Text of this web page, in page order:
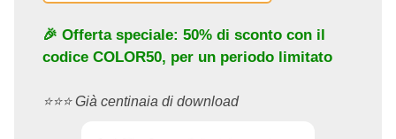
🎉 Offerta speciale: 50% di sconto con il
codice COLOR50, per un periodo limitato
⭐️⭐️⭐️ Già centinaia di download